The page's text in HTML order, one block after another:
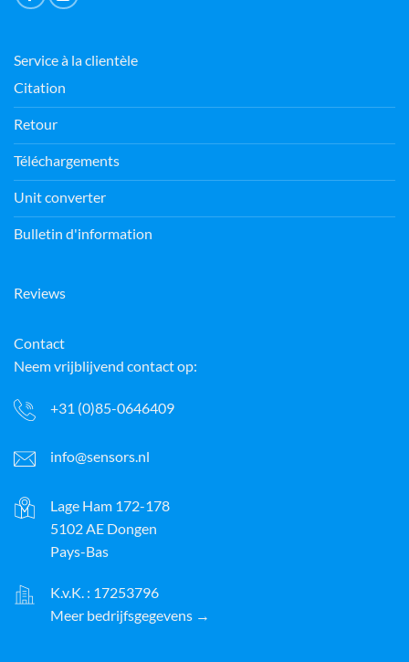
Service à la clientèle
Citation
Retour
Téléchargements
Unit converter
Bulletin d'information
Reviews
Contact
Neem vrijblijvend contact op:
+31 (0)85-0646409
info@sensors.nl
Lage Ham 172-178
5102 AE Dongen
Pays-Bas
K.v.K. : 17253796
Meer bedrijfsgegevens →